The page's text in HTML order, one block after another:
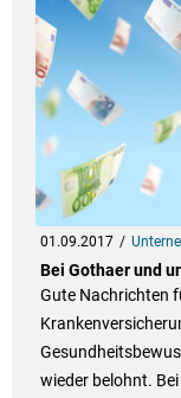
01.09.2017
Bei Gothaer und
Gute Nachrichten
wieder belohnt.